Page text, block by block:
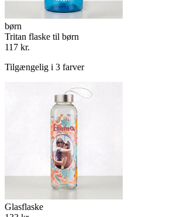
børn
Tritan flaske til børn
117 kr.
Tilgængelig i 3 farver
Glasflaske